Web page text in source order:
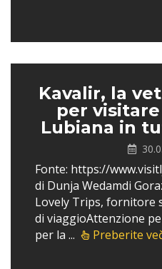
Kavalir, la
per
Lubiana in
Fonte: https://
di Dunja Wedamdi
Lovely Trips, fornitore
di viaggioAttenzione
per la ...
Preberite